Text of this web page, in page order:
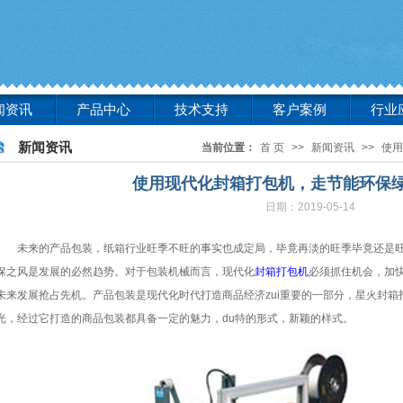
资讯 产品中心 技术支持 客户案例 行业
新闻资讯 当前位置： 首 页 >> 新闻资讯 >> 使
使用现代化封箱打包机，走节能环保
日期：2019-05-14
未来的产品包装，纸箱行业旺季不旺的事实也成定局，毕竟再淡的旺季毕竟还是
之风是发展的必然趋势。对于包装机械而言，现代化封箱打包机必须抓住机会，加
来发展抢占先机。产品包装是现代化时代打造商品经济zui重要的一部分，星火封
，经过它打造的商品包装都具备一定的魅力，du特的形式，新颖的样式。